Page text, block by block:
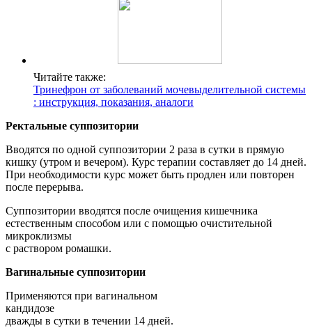
Читайте также:
Тринефрон от заболеваний мочевыделительной системы
: инструкция, показания, аналоги
Ректальные суппозитории
Вводятся по одной суппозитории 2 раза в сутки в прямую
кишку (утром и вечером). Курс терапии составляет до 14 дней.
При необходимости курс может быть продлен или повторен
после перерыва.
Суппозитории вводятся после очищения кишечника
естественным способом или с помощью очистительной
микроклизмы
с раствором ромашки.
Вагинальные суппозитории
Применяются при вагинальном
кандидозе
дважды в сутки в течении 14 дней.